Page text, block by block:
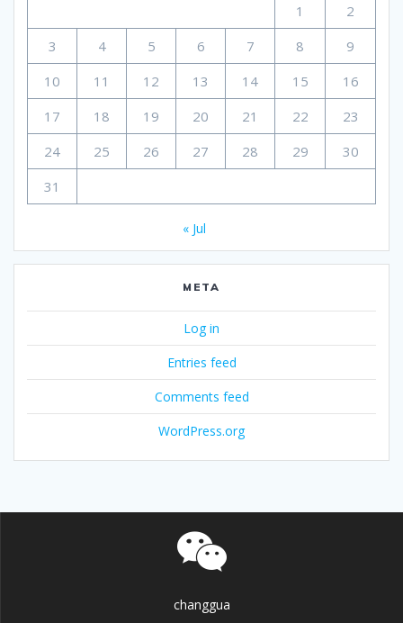
1
2
3
4 5 6 7 8
9
10
11 12 13 14 15
16
17
18 19 20 21 22
23
24
25 26 27 28 29
30
31
« Jul
META
Log in
Entries feed
Comments feed
WordPress.org
changgua